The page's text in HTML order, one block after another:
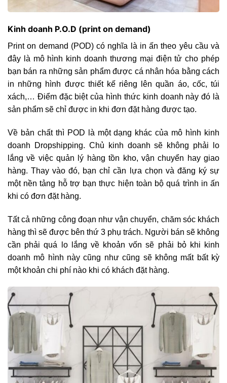
Kinh doanh P.O.D (print on demand)
Print on demand (POD) có nghĩa là in ấn theo yêu cầu và
đây là mô hình kinh doanh thương mại điện tử cho phép
bạn bán ra những sản phẩm được cá nhân hóa bằng cách
in những hình được thiết kế riêng lên quần áo, cốc, túi
xách,… Điểm đặc biệt của hình thức kinh doanh này đó là
sản phẩm sẽ chỉ được in khi đơn đặt hàng được tạo.
Về bản chất thì POD là một dạng khác của mô hình kinh
doanh Dropshipping. Chủ kinh doanh sẽ không phải lo
lắng về việc quản lý hàng tồn kho, vận chuyển hay giao
hàng. Thay vào đó, bạn chỉ cần lựa chọn và đăng ký sự
một nền tảng hỗ trợ bạn thực hiện toàn bộ quá trình in ấn
khi có đơn đặt hàng.
Tất cả những công đoạn như vận chuyển, chăm sóc khách
hàng thì sẽ được bên thứ 3 phụ trách. Người bán sẽ không
cần phải quá lo lắng về khoản vốn sẽ phải bỏ khi kinh
doanh mô hình này cũng như cũng sẽ không mất bất kỳ
một khoản chi phí nào khi có khách đặt hàng.